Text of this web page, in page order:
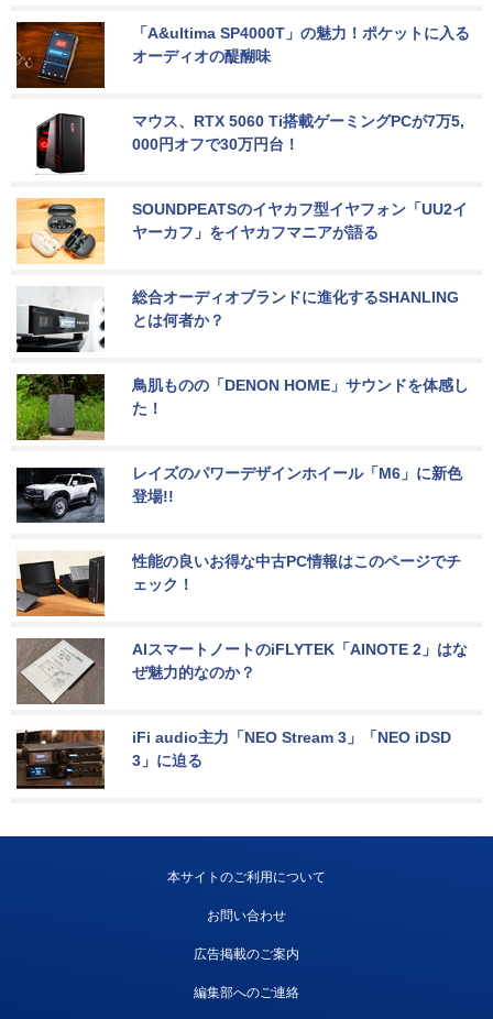
「A&ultima SP4000T」の魅力！ポケットに入る
オーディオの醍醐味
マウス、RTX 5060 Ti搭載ゲーミングPCが7万5,
000円オフで30万円台！
SOUNDPEATSのイヤカフ型イヤフォン「UU2イ
ヤーカフ」をイヤカフマニアが語る
総合オーディオブランドに進化するSHANLING
とは何者か？
鳥肌ものの「DENON HOME」サウンドを体感し
た！
レイズのパワーデザインホイール「M6」に新色
登場!!
性能の良いお得な中古PC情報はこのページでチ
ェック！
AIスマートノートのiFLYTEK「AINOTE 2」はな
ぜ魅力的なのか？
iFi audio主力「NEO Stream 3」「NEO iDSD
3」に迫る
本サイトのご利用について
お問い合わせ
広告掲載のご案内
編集部へのご連絡